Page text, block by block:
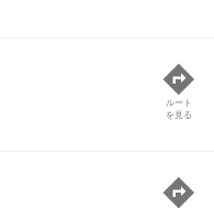
ルート
を見る